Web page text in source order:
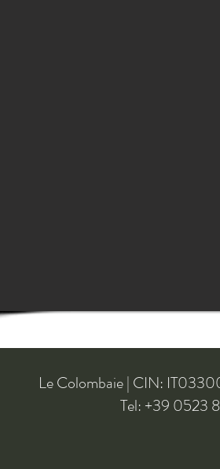
Le Colombaie | CIN:
Tel: +39 0523